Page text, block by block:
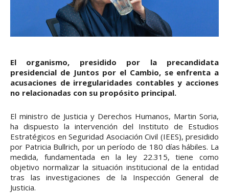
El organismo, presidido por la precandidata
presidencial de Juntos por el Cambio, se enfrenta a
acusaciones de irregularidades contables y acciones
no relacionadas con su propósito principal.
El ministro de Justicia y Derechos Humanos, Martin Soria,
ha dispuesto la intervención del Instituto de Estudios
Estratégicos en Seguridad Asociación Civil (IEES), presidido
por Patricia Bullrich, por un período de 180 días hábiles. La
medida, fundamentada en la ley 22.315, tiene como
objetivo normalizar la situación institucional de la entidad
tras las investigaciones de la Inspección General de
Justicia.